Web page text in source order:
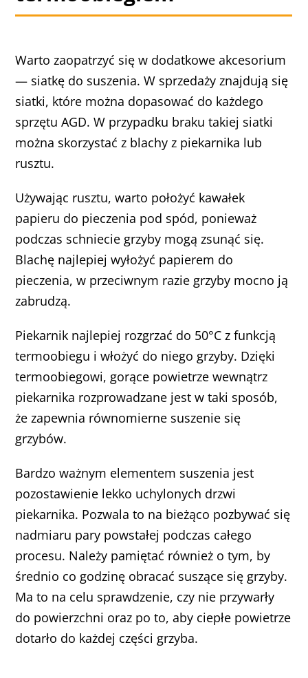
Warto zaopatrzyć się w dodatkowe akcesorium
— siatkę do suszenia. W sprzedaży znajdują się
siatki, które można dopasować do każdego
sprzętu AGD. W przypadku braku takiej siatki
można skorzystać z blachy z piekarnika lub
rusztu.
Używając rusztu, warto położyć kawałek
papieru do pieczenia pod spód, ponieważ
podczas schniecie grzyby mogą zsunąć się.
Blachę najlepiej wyłożyć papierem do
pieczenia, w przeciwnym razie grzyby mocno ją
zabrudzą.
Piekarnik najlepiej rozgrzać do 50°C z funkcją
termoobiegu i włożyć do niego grzyby. Dzięki
termoobiegowi, gorące powietrze wewnątrz
piekarnika rozprowadzane jest w taki sposób,
że zapewnia równomierne suszenie się
grzybów.
Bardzo ważnym elementem suszenia jest
pozostawienie lekko uchylonych drzwi
piekarnika. Pozwala to na bieżąco pozbywać się
nadmiaru pary powstałej podczas całego
procesu. Należy pamiętać również o tym, by
średnio co godzinę obracać suszące się grzyby.
Ma to na celu sprawdzenie, czy nie przywarły
do powierzchni oraz po to, aby ciepłe powietrze
dotarło do każdej części grzyba.